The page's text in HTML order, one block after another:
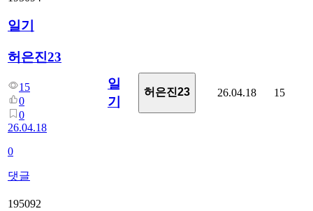
일기
허은진23
15
0
0
26.04.18
0
댓글
일
기
허은진23 26.04.18 15
195092